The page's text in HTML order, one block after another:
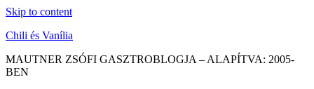
Skip to content
Chili és Vanília
MAUTNER ZSÓFI GASZTROBLOGJA – ALAPÍTVA: 2005-
BEN